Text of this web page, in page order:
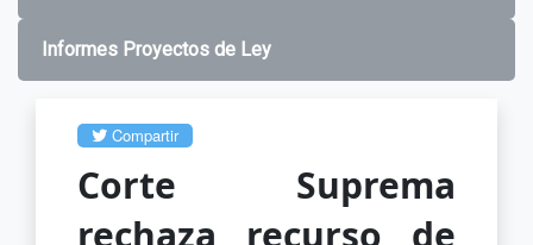
Informes Proyectos de Ley
Compartir
Corte Suprema
rechaza recurso de